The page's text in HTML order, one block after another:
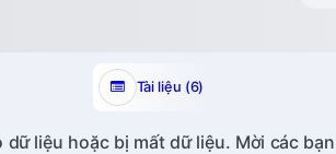
Tài liệu (6)
liệu hoặc bị mất dữ liệu. Mời các